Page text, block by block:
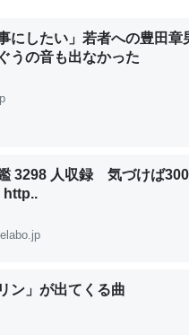
少ないのか。知らんかった。調
】昆虫学の大問題＝「昆虫はなぜ海
シウムも酸素も不足してて両
。海にいる鋏角類（カブトガニ
にしたい」若者への豊田章
うの音も出なかった
3298 人収録 気づけば
http..
ン」が出てくる曲